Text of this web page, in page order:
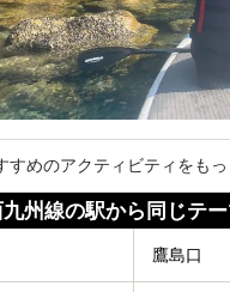
すめのアクティビティをもっ
州線の駅から同じテ
鷹島口